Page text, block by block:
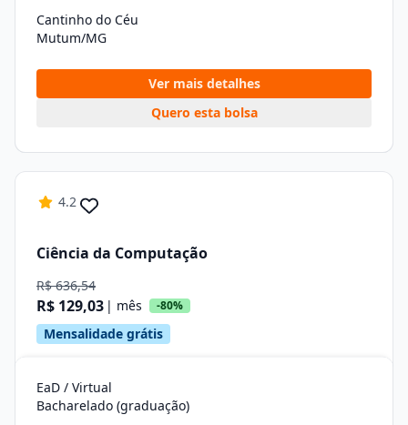
Cantinho do Céu
Mutum/MG
Ver mais detalhes
Quero esta bolsa
4.2
Ciência da Computação
R$ 636,54
R$ 129,03 | mês -80%
Mensalidade grátis
EaD / Virtual
Bacharelado (graduação)